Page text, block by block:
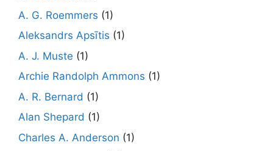
A. G. Roemmers (1)
Aleksandrs Apsītis (1)
A. J. Muste (1)
Archie Randolph Ammons (1)
A. R. Bernard (1)
Alan Shepard (1)
Charles A. Anderson (1)